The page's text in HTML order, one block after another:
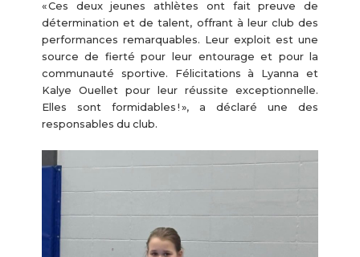
« Ces deux jeunes athlètes ont fait preuve de
détermination et de talent, offrant à leur club des
performances remarquables. Leur exploit est une
source de fierté pour leur entourage et pour la
communauté sportive. Félicitations à Lyanna et
Kalye Ouellet pour leur réussite exceptionnelle.
Elles sont formidables ! », a déclaré une des
responsables du club.